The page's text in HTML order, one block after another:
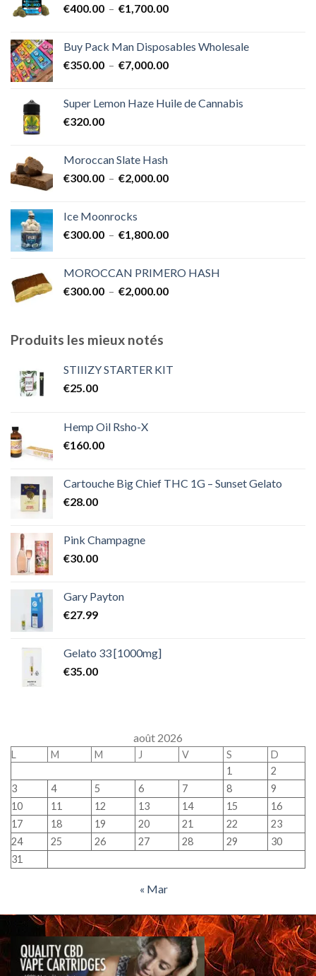
€400.00 – €1,700.00Plage
€400.00
à
Buy Pack Man Disposables Wholesale
€350.00 – €7,000.00Plage
€350.00
Super Lemon Haze Huile de Cannabis
€320.00
Moroccan Slate Hash
€300.00 – €2,000.00Plage
à
Ice Moonrocks
€300.00 – €1,800.00Plage
€300.00
à
MOROCCAN PRIMERO HASH
€300.00 – €2,000.00Plage
€2,000.00
Produits les mieux notés
STIIIZY STARTER KIT
€25.00
Hemp Oil Rsho-X
€160.00
Cartouche Big Chief THC 1G – Sunset Gelato
€28.00
Pink Champagne
€30.00
Gary Payton
€27.99
Gelato 33 [1000mg]
€35.00
août 2026
L M M J V S
D
1
2
3
4 5 6 7 8
9
10
11 12 13 14 15
16
17
18 19 20 21 22
23
24
25 26 27 28 29
30
31
« Mar